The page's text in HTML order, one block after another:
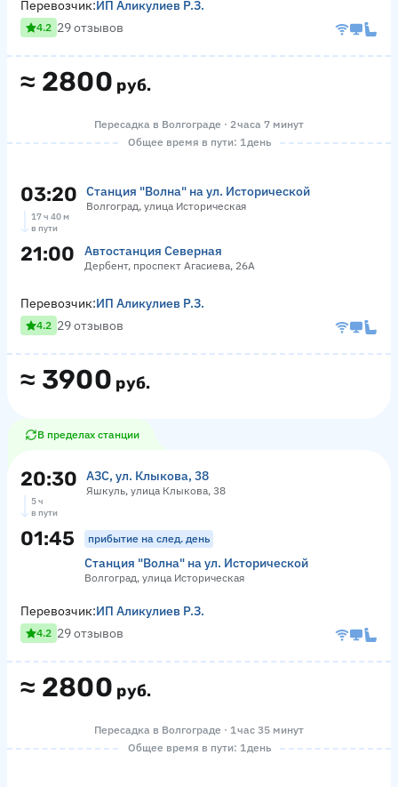
≈ 2800 руб.
Перевозчик:ИП Аликулиев Р.З.
4.2 29 отзывов
Пересадка в Волгограде · 2 часа 7 минут
Общее время в пути: 1 день
03:20 Станция "Волна" на ул. Исторической
Волгоград, улица Историческая
17 ч 40 м
в пути
21:00 Автостанция Северная
Дербент, проспект Агасиева, 26А
≈ 3900 руб.
Перевозчик:ИП Аликулиев Р.З.
4.2 29 отзывов
В пределах станции
20:30 АЗС, ул. Клыкова, 38
Яшкуль, улица Клыкова, 38
5 ч
в пути
01:45 прибытие на след. день
Станция "Волна" на ул. Исторической
Волгоград, улица Историческая
≈ 2800 руб.
Перевозчик:ИП Аликулиев Р.З.
4.2 29 отзывов
Пересадка в Волгограде · 1 час 35 минут
Общее время в пути: 1 день